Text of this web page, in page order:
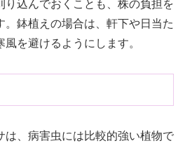
り込んでおくことも、株の負担を
。鉢植えの場合は、軒下や日当た
を避けるようにします。
は、病害虫には比較的強い植物で